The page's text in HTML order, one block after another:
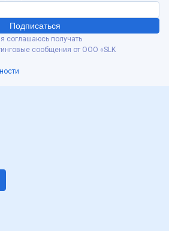
Подписаться
соглашаюсь получать
сообщения от ООО «SLK